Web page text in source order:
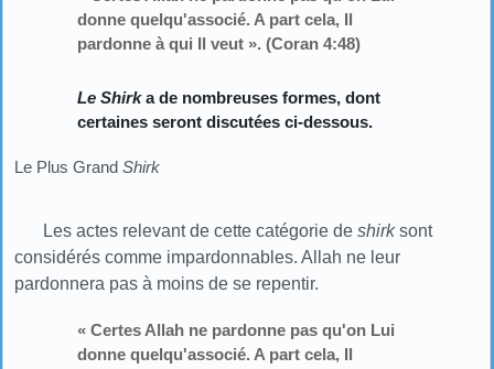
donne quelqu'associé. A part cela, Il
pardonne à qui Il veut ». (Coran 4:48)
Le Shirka de nombreuses formes, dont
certaines seront discutées ci-dessous.
Le Plus Grand Shirk
Les actes relevant de cette catégorie deshirksont
considérés comme impardonnables. Allah ne leur
pardonnera pas à moins de se repentir.
« Certes Allah ne pardonne pas qu'on Lui
donne quelqu'associé. A part cela, Il